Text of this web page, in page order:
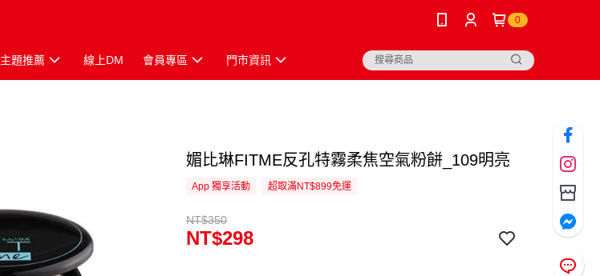
0
主題推薦 線上DM 會員專區 門市資訊
媚比琳FITME反孔特霧柔焦空氣粉餅_109明亮
App 獨享活動 超取滿NT$899免運
NT$350
NT$298